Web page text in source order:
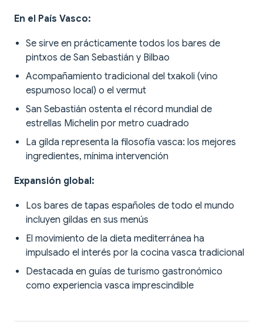
En el País Vasco:
Se sirve en prácticamente todos los bares de
pintxos de San Sebastián y Bilbao
Acompañamiento tradicional del txakoli (vino
espumoso local) o el vermut
San Sebastián ostenta el récord mundial de
estrellas Michelin por metro cuadrado
La gilda representa la filosofía vasca: los mejores
ingredientes, mínima intervención
Expansión global:
Los bares de tapas españoles de todo el mundo
incluyen gildas en sus menús
El movimiento de la dieta mediterránea ha
impulsado el interés por la cocina vasca tradicional
Destacada en guías de turismo gastronómico
como experiencia vasca imprescindible